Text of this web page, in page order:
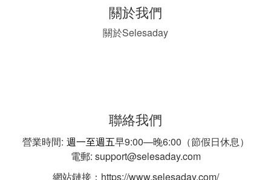
關於我們
關於Selesaday
聯絡我們
營業時間: 週一至週五早9:00—晚6:00（節假日休息）
電郵: support@selesaday.com
網站鏈接：https://www.selesaday.com/